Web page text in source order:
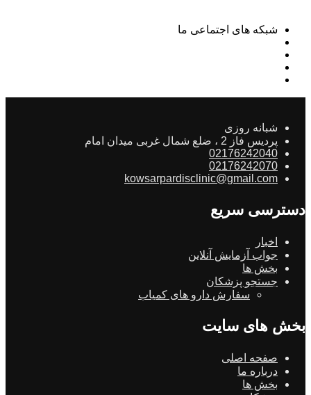
شبکه های اجتماعی ما
شبانه روزی
پردیس فاز 2 ، ضلع شمال غربی میدان امام
02176242040
02176242070
kowsarpardisclinic@gmail.com
دسترسی سریع
اخبار
جواب آزمایش آنلاین
بخش ها
جستجو پزشکان
سفارش دارو های کمیاب
بخش های سایت
صفحه اصلی
درباره ما
بخش ها